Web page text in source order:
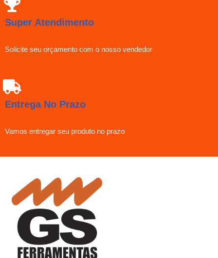
Super Atendimento
Solicite seu orçamento com o nosso vendedor
Entrega No Prazo
Vamos entregar seu produto no prazo